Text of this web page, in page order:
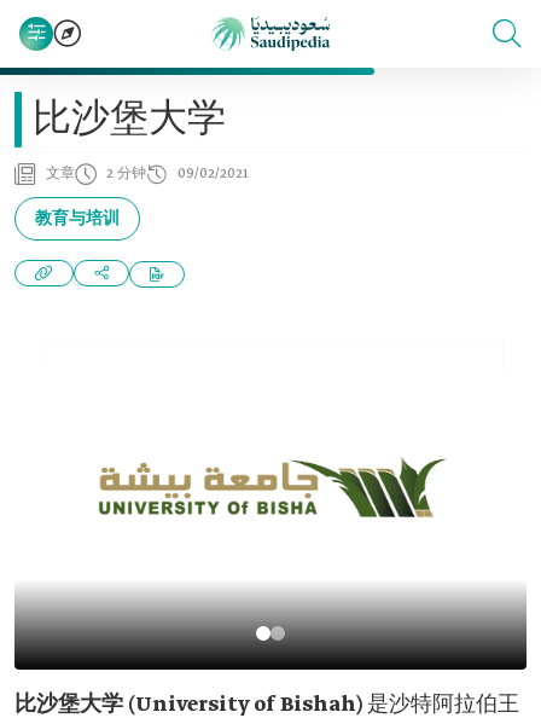
比沙堡大学
文章 2 分钟 09/02/2021
教育与培训
比沙堡大学 (University of Bishah) 是沙特阿拉伯王